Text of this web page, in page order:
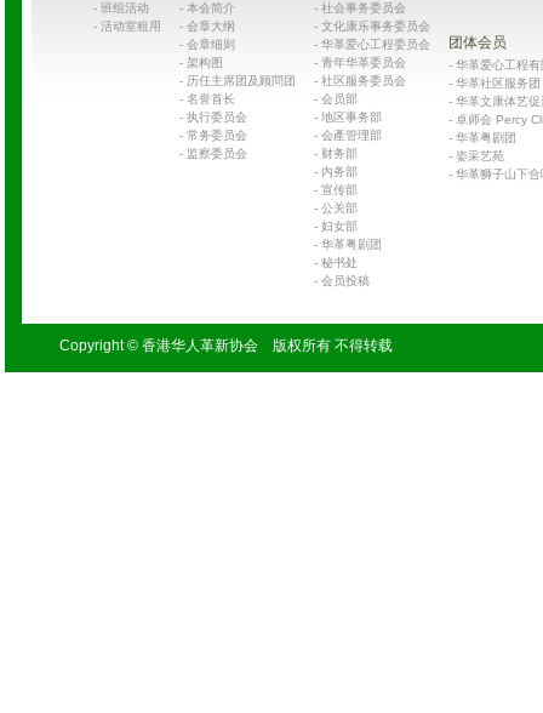
- 班组活动
- 活动室租用
- 本会简介
- 会章大纲
- 会章细则
- 架构图
- 历任主席团及顾問团
- 名誉首长
- 执行委员会
- 常务委员会
- 监察委员会
- 社会事务委员会
- 文化康乐事务委员会
- 华革爱心工程委员会
- 青年华革委员会
- 社区服务委员会
- 会员部
- 地区事务部
- 会產管理部
- 财务部
- 内务部
- 宣传部
- 公关部
- 妇女部
- 华革粤剧团
- 秘书处
- 会员投稿
团体会员
- 华革爱心工程
- 华革社区服务
- 华革文康体艺促
- 卓师会 Percy
- 华革粤剧团
- 姿采艺苑
- 华革狮子山下
Copyright © 香港华人革新协会 版权所有 不得转载